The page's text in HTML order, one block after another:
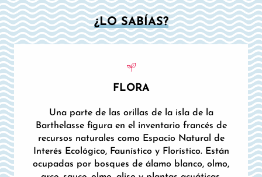
¿LO SABÍAS?
FLORA
Una parte de las orillas de la isla de la
Barthelasse figura en el inventario francés de
recursos naturales como Espacio Natural de
Interés Ecológico, Faunístico y Florístico. Están
ocupadas por bosques de álamo blanco, olmo,